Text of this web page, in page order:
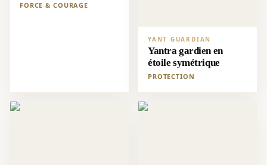
FORCE & COURAGE
YANT GUARDIAN
Yantra gardien en
étoile symétrique
PROTECTION